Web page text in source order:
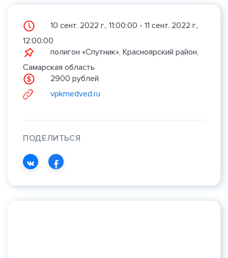
10 сент. 2022 г., 11:00:00 - 11 сент. 2022 г.,
12:00:00
полигон «Спутник», Красноярский район,
Самарская область
2900 рублей
vpkmedved.ru
ПОДЕЛИТЬСЯ